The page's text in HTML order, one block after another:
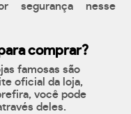
segurança nesse
comprar?
famosas são
oficial da loja,
você pode
deles.